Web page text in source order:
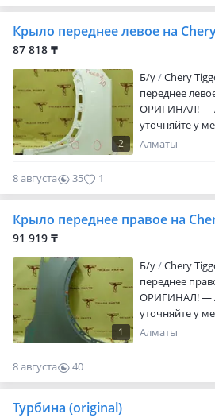
регионы. —
складе город
Крыло переднее левое на
87 818 ₸
2
Б/y Chery
переднее
ОРИГИНАЛ! —
уточняйте у
все детали по
регионы. —
складе город
Алматы
8 августа 35 1
Крыло переднее правое на
91 919 ₸
1
Б/y Chery
переднее
ОРИГИНАЛ! —
уточняйте у
все детали по
регионы. —
Алматы
8 августа
40
0
Турбина (original)